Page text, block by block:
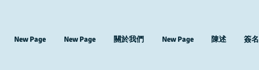
New Page New Page 關於我們 New Page 陳述 簽名